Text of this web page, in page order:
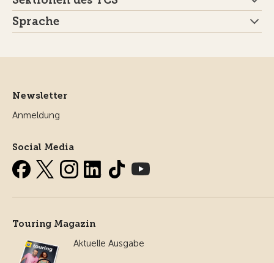
Sprache
Newsletter
Anmeldung
Social Media
Touring Magazin
Aktuelle Ausgabe